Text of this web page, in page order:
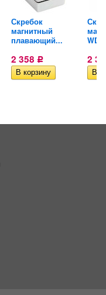
Скребок
магнитный
плавающий...
2 358 Р
WD...
2